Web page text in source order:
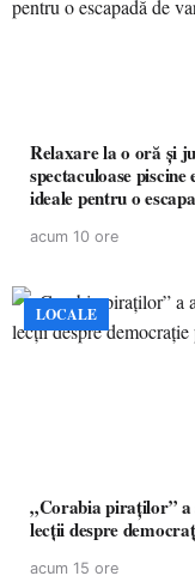
Relaxare la o oră și
spectaculoase
ideale pentru o
acum 10 ore
LOCALE
„Corabia piraților” a
lecții despre
acum 15 ore